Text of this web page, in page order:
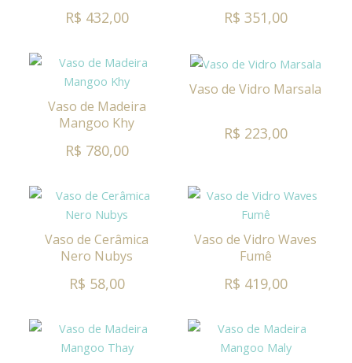
R$ 432,00 R$ 351,00
Vaso de Madeira
Mangoo Khy
R$ 780,00
Vaso de Vidro Marsala
R$ 223,00
Vaso de Cerâmica
Nero Nubys
R$ 58,00
Vaso de Vidro Waves
Fumê
R$ 419,00